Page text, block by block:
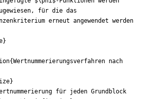
für die das
erneut angewendet werden
}
{Wertnummerierungsverfahren nach
}